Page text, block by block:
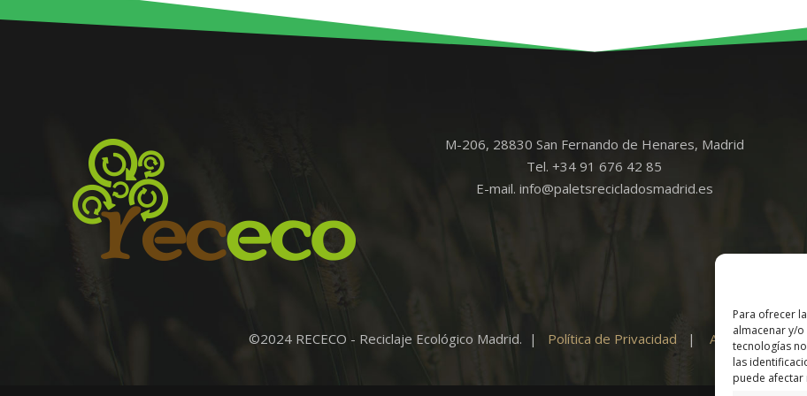
Para ofrecer
almacenar y/
tecnologías
las
puede afectar
M-206, 28830 San Fernando de Henares, Madrid
Tel. +34 91 676 42 85
E-mail. info@paletsrecicladosmadrid.es
©2024 RECECO - Reciclaje Ecológico Madrid. | Política de Privacidad | Aviso Legal|